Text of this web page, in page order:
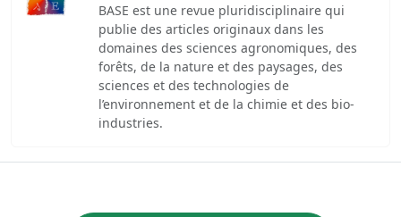
BASE est une revue pluridisciplinaire qui
publie des articles originaux dans les
domaines des sciences agronomiques, des
forêts, de la nature et des paysages, des
sciences et des technologies de
l’environnement et de la chimie et des bio-
industries.